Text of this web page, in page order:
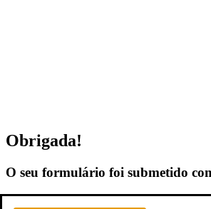
Obrigada!
O seu formulário foi submetido